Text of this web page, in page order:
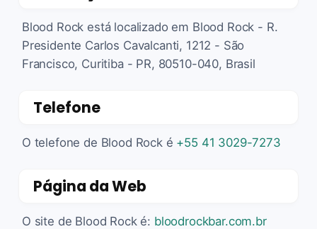
Blood Rock está localizado em Blood Rock - R.
Presidente Carlos Cavalcanti, 1212 - São
Francisco, Curitiba - PR, 80510-040, Brasil
Telefone
O telefone de Blood Rock é +55 41 3029-7273
Página da Web
O site de Blood Rock é: bloodrockbar.com.br